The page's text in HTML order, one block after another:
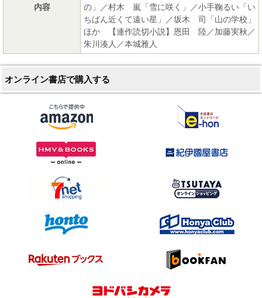
内容
の」／村木 嵐「雪に咲く」／小手鞠るい「い
ちばん近くて遠い星」／坂木 司「山の学校」
ほか 【連作読切小説】恩田 陸／加藤実秋／
朱川湊人／本城雅人
オンライン書店で購入する